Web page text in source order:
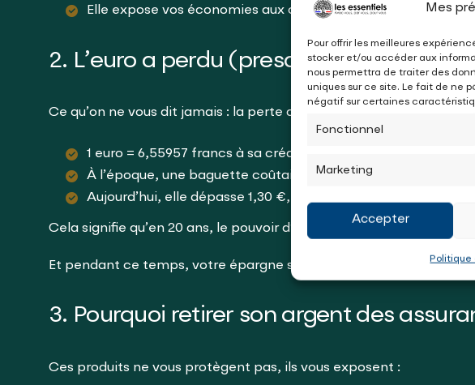
Mes
Pour offrir les meilleures
stocker et/ou accéder aux
nous permettra de traiter des
uniques sur ce site. Le fait de ne
négatif sur certaines
Fonctionnel
Marketing
Accepter
Politique
Elle expose vos économies aux crises futures, sans aucune
2. L’euro a perdu (presque) toute sa
Ce qu’on ne vous dit jamais : la perte de pouvoir d’achat depuis
1 euro = 6,55957 francs à sa création.
À l’époque, une baguette coûtait environ 3 francs (0,45 €).
Aujourd’hui, elle dépasse 1,30 €, soit près de 9 francs.
Cela signifie qu’en 20 ans, le pouvoir d’achat de l’euro a fondu de
Et pendant ce temps, votre épargne stagne, vos salaires
3. Pourquoi retirer son argent des
Ces produits ne vous protègent pas, ils vous exposent :